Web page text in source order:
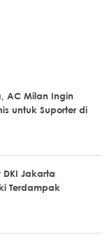
AC Milan Ingin
untuk Suporter di
DKI Jakarta
Terdampak